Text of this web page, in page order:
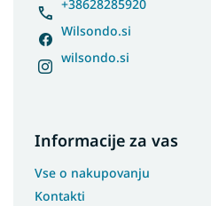
+38628285920
Wilsondo.si
wilsondo.si
Informacije za vas
Vse o nakupovanju
Kontakti